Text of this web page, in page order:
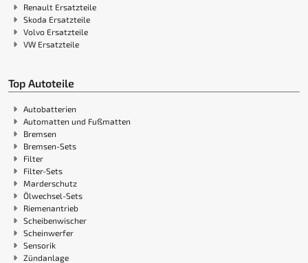
Renault Ersatzteile
Skoda Ersatzteile
Volvo Ersatzteile
VW Ersatzteile
Top Autoteile
Autobatterien
Automatten und Fußmatten
Bremsen
Bremsen-Sets
Filter
Filter-Sets
Marderschutz
Ölwechsel-Sets
Riemenantrieb
Scheibenwischer
Scheinwerfer
Sensorik
Zündanlage